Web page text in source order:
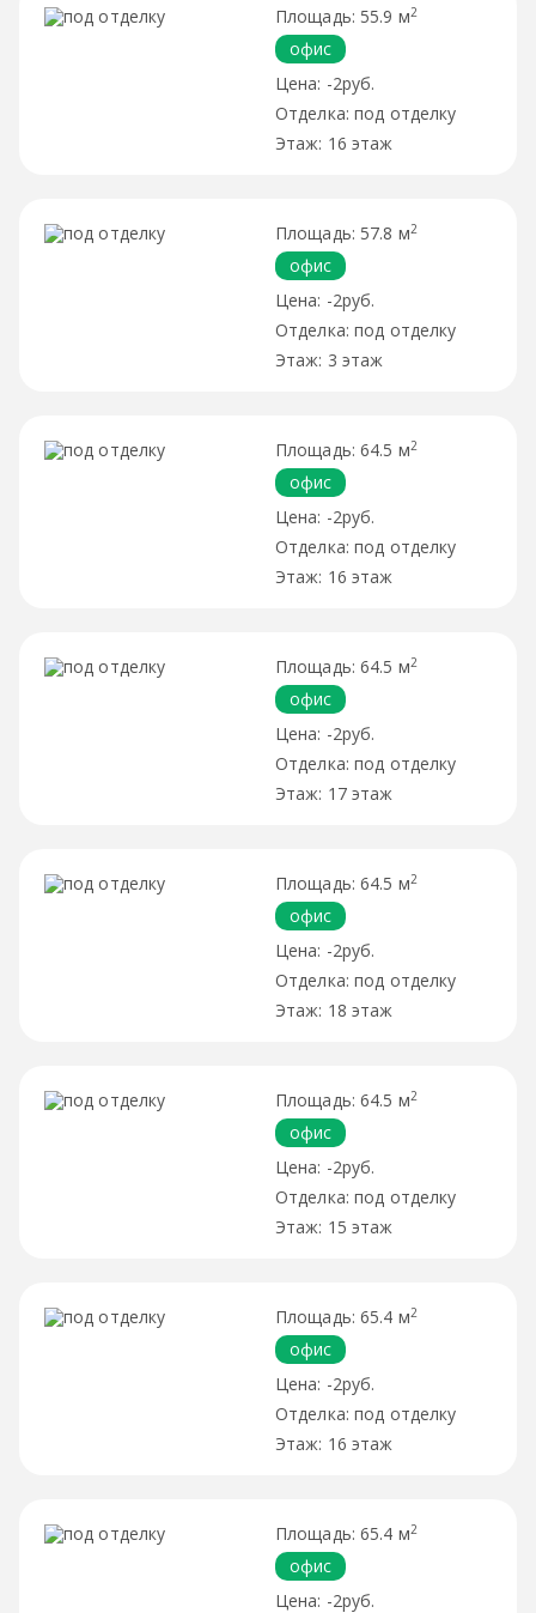
55.9 м2
офис
-2руб.
под отделку
16 этаж
57.8 м2
офис
-2руб.
под отделку
3 этаж
64.5 м2
офис
-2руб.
под отделку
16 этаж
64.5 м2
офис
-2руб.
под отделку
17 этаж
64.5 м2
офис
-2руб.
под отделку
18 этаж
64.5 м2
офис
-2руб.
под отделку
15 этаж
65.4 м2
офис
-2руб.
под отделку
16 этаж
65.4 м2
офис
-2руб.